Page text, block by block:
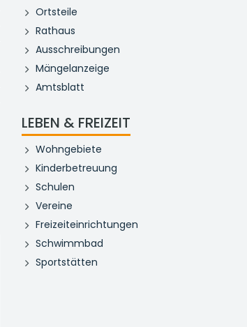
Ortsteile
Rathaus
Ausschreibungen
Mängelanzeige
Amtsblatt
LEBEN & FREIZEIT
Wohngebiete
Kinderbetreuung
Schulen
Vereine
Freizeiteinrichtungen
Schwimmbad
Sportstätten